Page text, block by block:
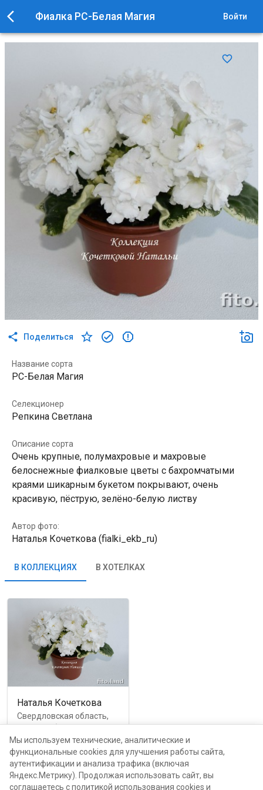
Фиалка РС-Белая Магия Войти
Поделиться
Название сорта
РС-Белая Магия
Селекционер
Репкина Светлана
Описание сорта
Очень крупные, полумахровые и махровые
белоснежные фиалковые цветы с бахромчатыми
краями шикарным букетом покрывают, очень
красивую, пёструю, зелёно-белую листву
Автор фото:
Наталья Кочеткова (fialki_ekb_ru)
В КОЛЛЕКЦИЯХ В ХОТЕЛКАХ
Наталья Кочеткова
Свердловская область,
Екатеринбург, улица
Черепанова, 32
каталог
Мы используем технические, аналитические и
функциональные cookies для улучшения работы сайта,
аутентификации и анализа трафика (включая
Яндекс.Метрику). Продолжая использовать сайт, вы
соглашаетесь с политикой использования cookies и